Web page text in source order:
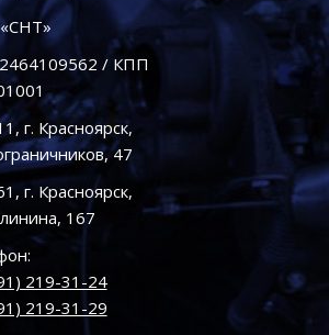
/ КПП
г. Красноярск,
47
г. Красноярск,
167
219-31-24
219-31-29